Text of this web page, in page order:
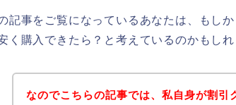
記事をご覧になっているあなたは、もし
く購入できたら？と考えているのかもしれ
なのでこちらの記事では、私自身が割引